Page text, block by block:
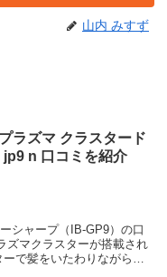
山内 みすず
ラズマ クラスタード
jp9 n 口コミを紹介
シャープ（IB-GP9）の口
ズマクラスターが搭載され
で髪をいたわりながら乾